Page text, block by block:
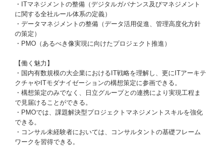
・ITマネジメントの整備（デジタルガバナンス及びマネジメント
に関する全社ルール体系の定義）
・データマネジメントの整備（データ活用促進、管理高度化方針
の策定）
・PMO（あるべき像実現に向けたプロジェクト推進）
【働く魅力】
・国内有数規模の大企業におけるIT戦略を理解し、更にITアーキテ
クチャやITモダナイゼーションの構想策定に参画できる。
・構想策定のみでなく、日立グループとの連携により実現工程ま
で見届けることができる。
・PMOでは、課題解決型プロジェクトマネジメントスキルを強化
できる。
・コンサル未経験者においては、コンサルタントの基礎フレーム
ワークを習得できる。